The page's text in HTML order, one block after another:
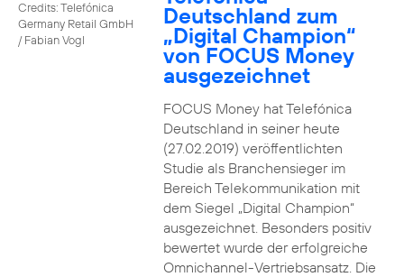
Credits: Telefónica
Germany Retail GmbH
/ Fabian Vogl
Deutschland zum
„Digital Champion“
von FOCUS Money
ausgezeichnet
FOCUS Money hat Telefónica
Deutschland in seiner heute
(27.02.2019) veröffentlichten
Studie als Branchensieger im
Bereich Telekommunikation mit
dem Siegel „Digital Champion“
ausgezeichnet. Besonders positiv
bewertet wurde der erfolgreiche
Omnichannel-Vertriebsansatz. Die